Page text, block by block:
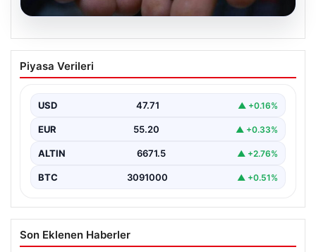
06.08.2026
Altın fiyatları canlı 14 Nisan 2026: Altın
fiyatları ne kadar oldu? Gram, çeyrek,
fiyatları
Piyasa Verileri
USD 47.71 ▲ +0.16%
EUR 55.20 ▲ +0.33%
ALTIN 6671.5 ▲ +2.76%
BTC 3091000 ▲ +0.51%
Son Eklenen Haberler